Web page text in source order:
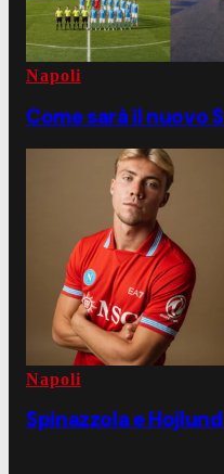
Napoli
Come sarà il nuovo
Napoli
Spinazzola e